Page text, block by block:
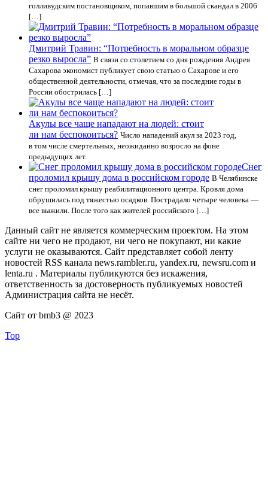
голливудским постановщиком, попавшим в большой скандал в 2006
[…]
Дмитрий Травин: “Потребность в моральном образце
резко выросла” В связи со столетием со дня рождения Андрея
Сахарова экономист публикует свою статью о Сахарове и его
общественной деятельности, отмечая, что за последние годы в
России обострилась […]
Акулы все чаще нападают на людей: стоит
ли нам беспокоиться? Число нападений акул за 2023 год,
в том числе смертельных, неожиданно возросло на фоне
предыдущих лет.
Снег
проломил крышу дома в российском городе В Челябинске
снег проломил крышу реабилитационного центра. Кровля дома
обрушилась под тяжестью осадков. Пострадало четыре человека —
все выжили. После того как жителей российского […]
Данный сайт не является коммерческим проектом. На этом
сайте ни чего не продают, ни чего не покупают, ни какие
услуги не оказываются. Сайт представляет собой ленту
новостей RSS канала news.rambler.ru, yandex.ru, newsru.com и
lenta.ru . Материалы публикуются без искажения,
ответственность за достоверность публикуемых новостей
Администрация сайта не несёт.
Сайт от bmb3 @ 2023
Top